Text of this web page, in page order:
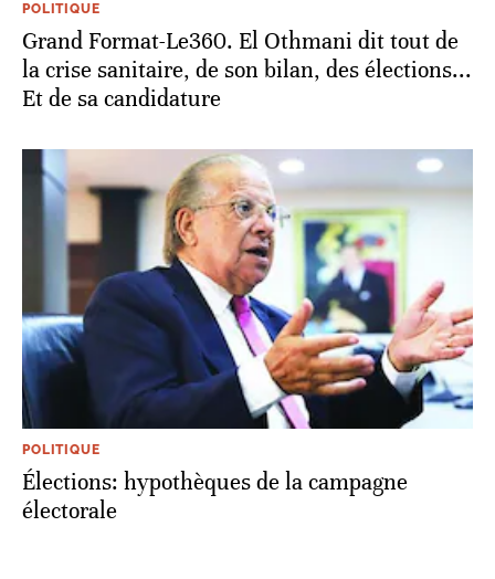
POLITIQUE
Grand Format-Le360. El Othmani dit tout de
la crise sanitaire, de son bilan, des élections...
Et de sa candidature
POLITIQUE
Élections: hypothèques de la campagne
électorale